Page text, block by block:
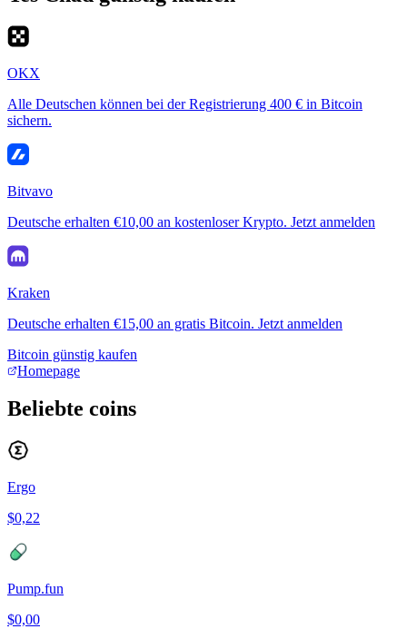
OKX
Alle Deutschen können bei der Registrierung 400 € in Bitcoin
sichern.
Bitvavo
Deutsche erhalten €10,00 an kostenloser Krypto. Jetzt anmelden
Kraken
Deutsche erhalten €15,00 an gratis Bitcoin. Jetzt anmelden
Bitcoin günstig kaufen
Homepage
Beliebte coins
Ergo
$0,22
Pump.fun
$0,00